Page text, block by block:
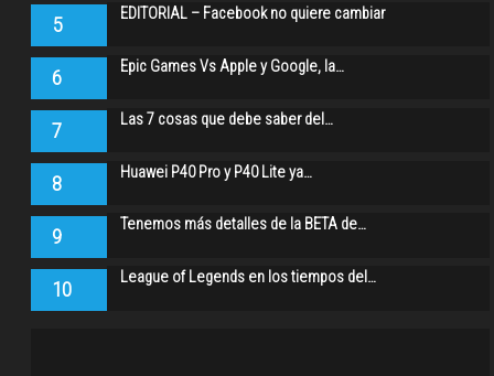
5 EDITORIAL – Facebook no quiere cambiar
6 Epic Games Vs Apple y Google, la…
7 Las 7 cosas que debe saber del…
8 Huawei P40 Pro y P40 Lite ya…
9 Tenemos más detalles de la BETA de…
10 League of Legends en los tiempos del…